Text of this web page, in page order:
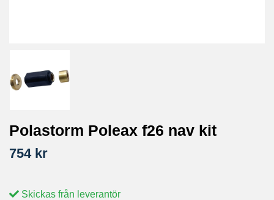
Polastorm Poleax f26 nav kit
754 kr
Skickas från leverantör